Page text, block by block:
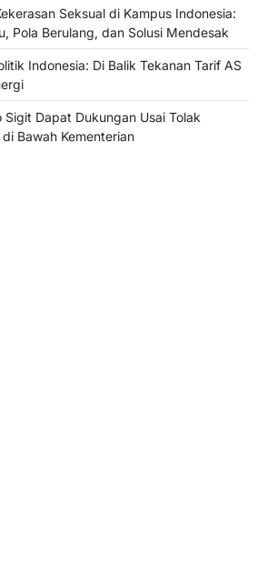
Seksual di Kampus Indonesia:
Pola Berulang, dan Solusi Mendesak
Indonesia: Di Balik Tekanan Tarif AS
Sigit Dapat Dukungan Usai Tolak
Bawah Kementerian